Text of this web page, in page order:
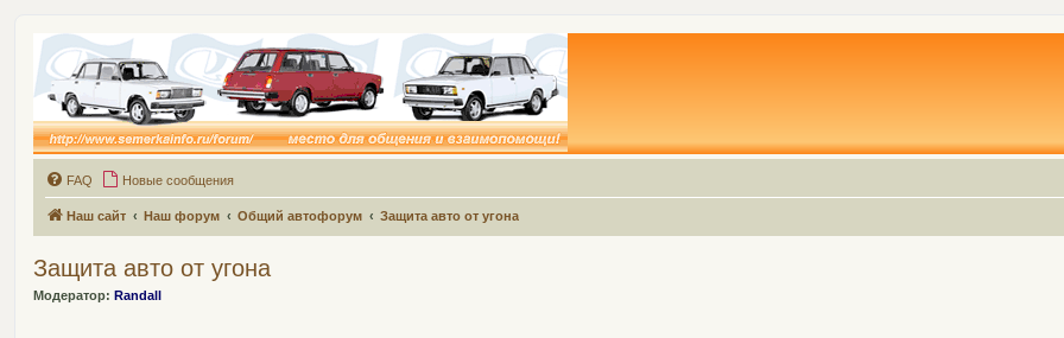
FAQ Новые сообщения
Наш сайт Наш форум Общий автофорум Защита авто от угона
Защита авто от угона
Модератор: Randall